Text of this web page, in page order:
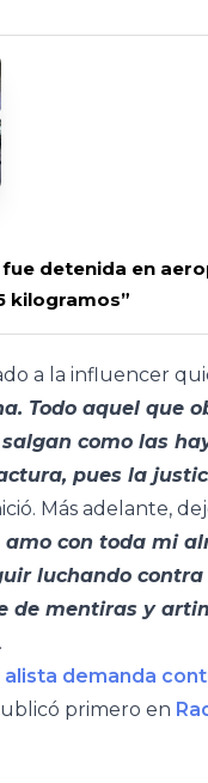
fue detenida en
kilogramos”
a la influencer
Todo aquel que
como las
pues la
Más adelante,
amo con toda mi
luchando
de mentiras y
alista demanda
primero en